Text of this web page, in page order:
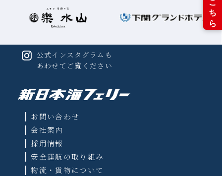
お問い合わせ
会社案内
採用情報
安全運航の取り組み
物流・貨物について
公式インスタグラムも
あわせてご覧ください